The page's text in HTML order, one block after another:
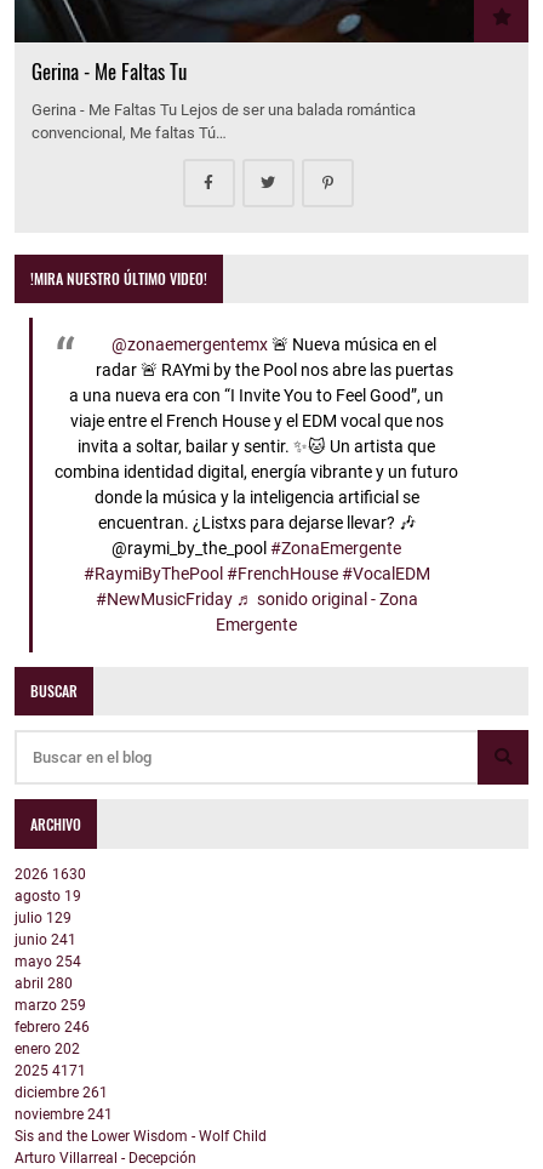
Gerina - Me Faltas Tu
Gerina - Me Faltas Tu Lejos de ser una balada romántica
convencional, Me faltas Tú…
!MIRA NUESTRO ÚLTIMO VIDEO!
@zonaemergentemx🚨 Nueva música en el
radar 🚨 RAYmi by the Pool nos abre las puertas
a una nueva era con “I Invite You to Feel Good”, un
viaje entre el French House y el EDM vocal que nos
invita a soltar, bailar y sentir. ✨🐱 Un artista que
combina identidad digital, energía vibrante y un futuro
donde la música y la inteligencia artificial se
encuentran. ¿Listxs para dejarse llevar? 🎶
@raymi_by_the_pool #ZonaEmergente
#RaymiByThePool #FrenchHouse #VocalEDM
#NewMusicFriday ♬ sonido original - Zona
Emergente
BUSCAR
ARCHIVO
2026 1630
agosto 19
julio 129
junio 241
mayo 254
abril 280
marzo 259
febrero 246
enero 202
2025 4171
diciembre 261
noviembre 241
Sis and the Lower Wisdom - Wolf Child
Arturo Villarreal - Decepción